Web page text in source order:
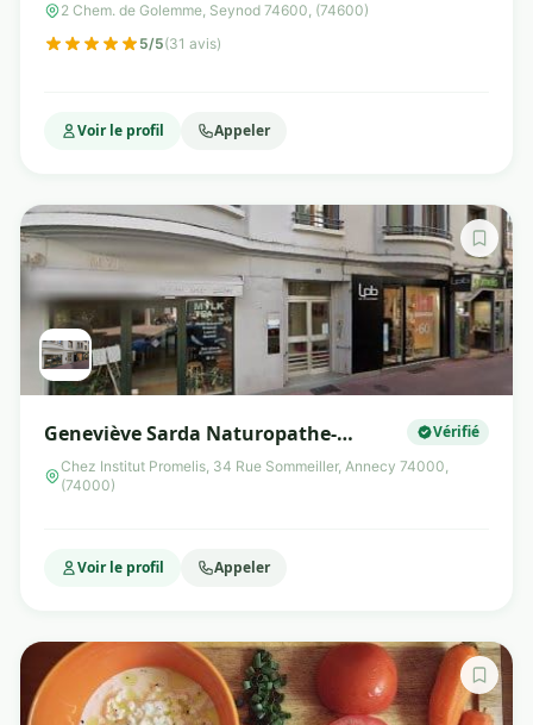
2 Chem. de Golemme, Seynod 74600, (74600)
5/5(31 avis)
Voir le profil Appeler
Geneviève Sarda Naturopathe-
Nutritionniste Annecy
Vérifié
Chez Institut Promelis, 34 Rue Sommeiller, Annecy 74000,
(74000)
Voir le profil Appeler